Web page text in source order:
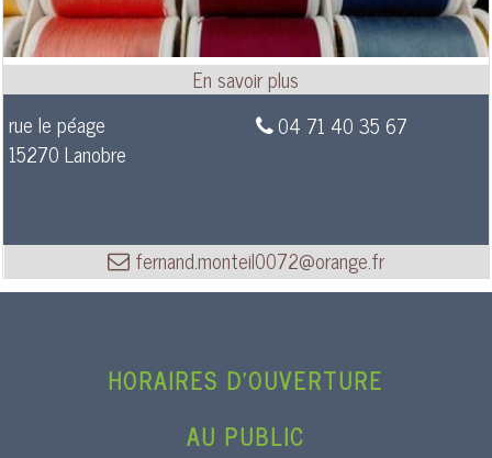
rue le péage
15270 Lanobre
04 71 40 35 67
fernand.monteil0072@orange.fr
HORAIRES D’OUVERTURE
AU PUBLIC